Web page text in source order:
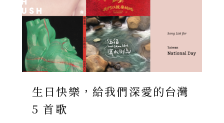
生日快樂，給我們深愛的台灣
5 首歌